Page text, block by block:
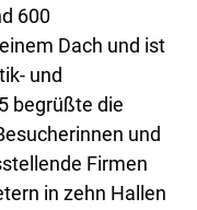
600
Dach und ist
und
begrüßte die
und
Firmen
in zehn Hallen